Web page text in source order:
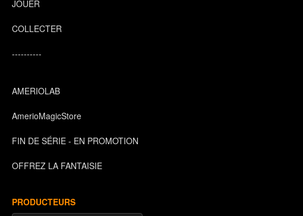
JOUER
COLLECTER
----------
AMERIOLAB
AmerioMagicStore
FIN DE SÉRIE - EN PROMOTION
OFFREZ LA FANTAISIE
PRODUCTEURS